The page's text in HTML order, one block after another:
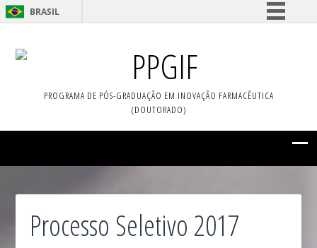
BRASIL
Comunica BR
Acesso à informação
PPGIF
PROGRAMA DE PÓS-GRADUAÇÃO EM INOVAÇÃO FARMACÊUTICA
(DOUTORADO)
Processo Seletivo 2017